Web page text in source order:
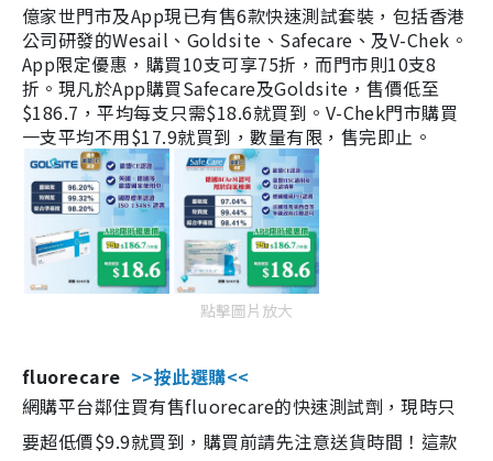
億家世門市及App現已有售6款快速測試套裝，包括香港
公司研發的Wesail、Goldsite、Safecare、及V-Chek。
App限定優惠，購買10支可享75折，而門市則10支8
折。現凡於App購買Safecare及Goldsite，售價低至
$186.7，平均每支只需$18.6就買到。V-Chek門市購買
一支平均不用$17.9就買到，數量有限，售完即止。
點擊圖片放大
fluorecare >>按此選購<<
網購平台鄰住買有售fluorecare的快速測試劑，現時只
要超低價$9.9就買到，購買前請先注意送貨時間！這款